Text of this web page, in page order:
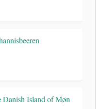
Danish Island of Møn